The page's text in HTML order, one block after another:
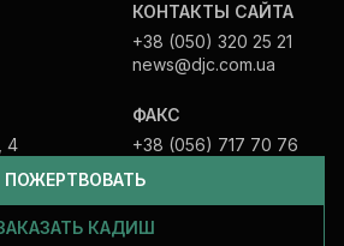
ПОЖЕРТВОВАТЬ
КАДИШ
4
КОНТАКТЫ САЙТА
+38 (050) 320 25 21
news@djc.com.ua
ФАКС
+38 (056) 717 70 76